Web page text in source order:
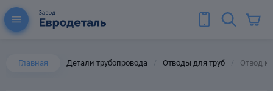
Главная Детали трубопровода Отводы для труб Отвод